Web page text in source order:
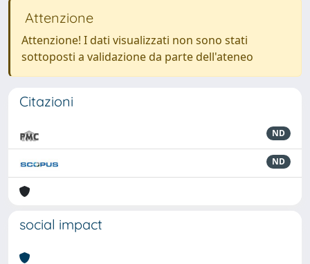
Attenzione
Attenzione! I dati visualizzati non sono stati
sottoposti a validazione da parte dell'ateneo
Citazioni
ND
ND
social impact